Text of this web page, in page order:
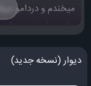
میخندم و دردامو
دیوار (نسخه جدید)